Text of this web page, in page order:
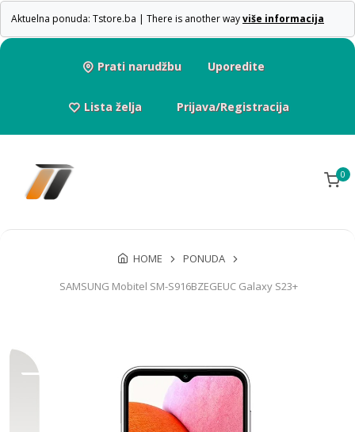
Aktuelna ponuda: Tstore.ba | There is another wayviše informacija
Prati narudžbu Uporedite
Lista želja Prijava/Registracija
0
HOME
PONUDA
SAMSUNG Mobitel SM-S916BZEGEUC Galaxy S23+